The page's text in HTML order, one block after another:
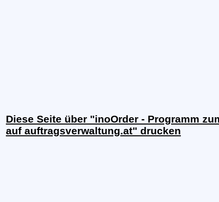
Diese Seite über "inoOrder - Programm
auf auftragsverwaltung.at" drucken